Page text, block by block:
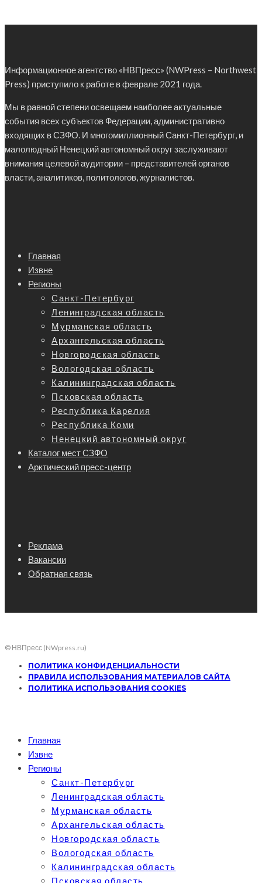
Информационное агентство «НВПресс» (NWPress – Northwest
Press) приступило к работе в феврале 2021 года.
Мы в равной степени освещаем наиболее актуальные
события всех субъектов Федерации, административно
входящих в СЗФО. И многомиллионный Санкт-Петербург, и
малолюдный Ненецкий автономный округ заслуживают
внимания целевой аудитории – представителей органов
власти, аналитиков, политологов, журналистов.
Главная
Извне
Регионы
Санкт-Петербург
Ленинградская область
Мурманская область
Архангельская область
Новгородская область
Вологодская область
Калининградская область
Псковская область
Республика Карелия
Республика Коми
Ненецкий автономный округ
Каталог мест СЗФО
Арктический пресс-центр
Реклама
Вакансии
Обратная связь
© НВПресс (NWpress.ru)
ПОЛИТИКА КОНФИДЕНЦИАЛЬНОСТИ
ПРАВИЛА ИСПОЛЬЗОВАНИЯ МАТЕРИАЛОВ САЙТА
ПОЛИТИКА ИСПОЛЬЗОВАНИЯ COOKIES
Главная
Извне
Регионы
Санкт-Петербург
Ленинградская область
Мурманская область
Архангельская область
Новгородская область
Вологодская область
Калининградская область